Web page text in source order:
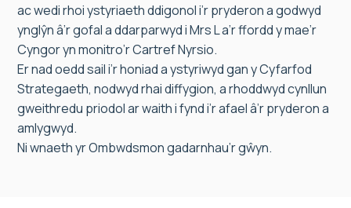
ac wedi rhoi ystyriaeth ddigonol i’r pryderon a godwyd
ynglŷn â’r gofal a ddarparwyd i Mrs L a’r ffordd y mae’r
Cyngor yn monitro’r Cartref Nyrsio.
Er nad oedd sail i’r honiad a ystyriwyd gan y Cyfarfod
Strategaeth, nodwyd rhai diffygion, a rhoddwyd cynllun
gweithredu priodol ar waith i fynd i’r afael â’r pryderon a
amlygwyd.
Ni wnaeth yr Ombwdsmon gadarnhau’r gŵyn.